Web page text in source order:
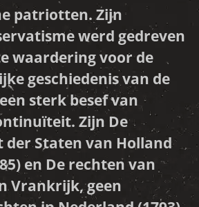
patriotten. Zijn
werd gedreven
waardering voor de
geschiedenis van de
sterk besef van
Zijn De
Staten van Holland
en De rechten van
Vrankrijk, geen